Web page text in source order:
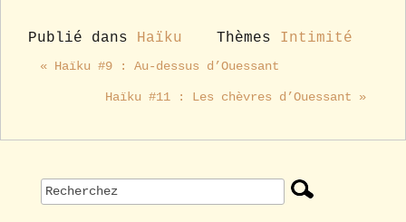
Publié dans Haïku Thèmes Intimité
« Haïku #9 : Au-dessus d’Ouessant
Haïku #11 : Les chèvres d’Ouessant »